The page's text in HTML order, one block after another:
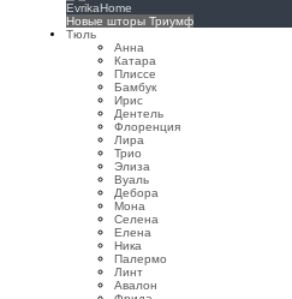
EvrikaHome
Новые шторы Триумф
Тюль
Анна
Катара
Плиссе
Бамбук
Ирис
Дентель
Флоренция
Лира
Трио
Элиза
Вуаль
Дебора
Мона
Селена
Елена
Ника
Палермо
Линт
Авалон